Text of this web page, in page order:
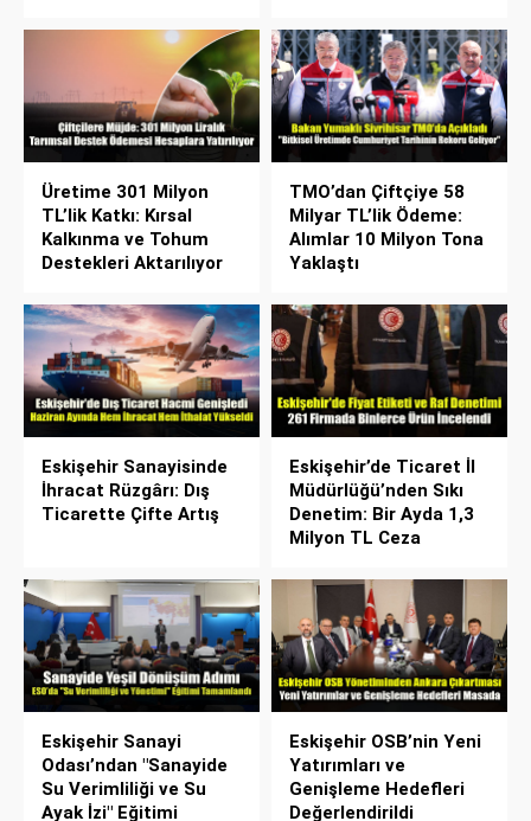
Üretime 301 Milyon
TL’lik Katkı: Kırsal
Kalkınma ve Tohum
Destekleri Aktarılıyor
TMO’dan Çiftçiye 58
Milyar TL’lik Ödeme:
Alımlar 10 Milyon Tona
Yaklaştı
Eskişehir Sanayisinde
İhracat Rüzgârı: Dış
Ticarette Çifte Artış
Eskişehir’de Ticaret İl
Müdürlüğü’nden Sıkı
Denetim: Bir Ayda 1,3
Milyon TL Ceza
Eskişehir Sanayi
Odası’ndan "Sanayide
Su Verimliliği ve Su
Ayak İzi" Eğitimi
Eskişehir OSB’nin Yeni
Yatırımları ve
Genişleme Hedefleri
Değerlendirildi